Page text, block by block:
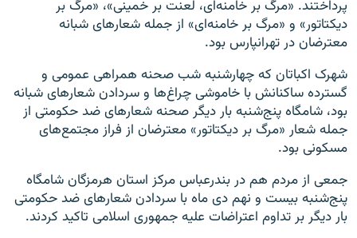
پرداختند. «مرگ بر خامنه‌ای، لعنت بر خمینی»، «مرگ بر
دیکتاتور» و «مرگ بر خامنه‌ای» از جمله شعارهای شبانه
معترضان در تهرانپارس بود.
شهرک اکباتان که چهارشنبه شب صحنه همراهی عمومی و
گسترده ساکنانش با خاموشی چراغ‌ها و سردادن شعارهای شبانه
بود، شامگاه پنج‌شنبه بار دیگر صحنه شعارهای ضد حکومتی از
جمله شعار «مرگ بر دیکتاتور» معترضان از فراز مجتمع‌های
مسکونی بود.
جمعی از مردم هم در بندرعباس مرکز استان هرمزگان شامگاه
پنج‌شنبه بیست و نهم دی ماه با سردادن شعارهای ضد حکومتی
بار دیگر بر تداوم اعتراضات علیه جمهوری اسلامی تاکید کردند.